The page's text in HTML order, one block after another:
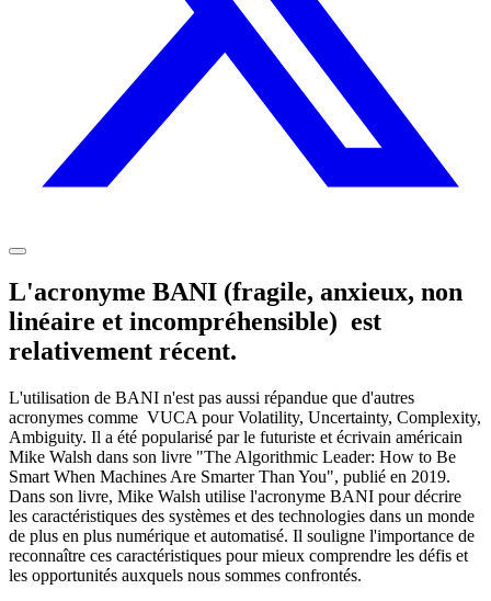
L'acronyme BANI (fragile, anxieux, non
linéaire et incompréhensible) est
relativement récent.
L'utilisation de BANI n'est pas aussi répandue que d'autres
acronymes comme VUCA pour Volatility, Uncertainty, Complexity,
Ambiguity. Il a été popularisé par le futuriste et écrivain américain
Mike Walsh dans son livre "The Algorithmic Leader: How to Be
Smart When Machines Are Smarter Than You", publié en 2019.
Dans son livre, Mike Walsh utilise l'acronyme BANI pour décrire
les caractéristiques des systèmes et des technologies dans un monde
de plus en plus numérique et automatisé. Il souligne l'importance de
reconnaître ces caractéristiques pour mieux comprendre les défis et
les opportunités auxquels nous sommes confrontés.